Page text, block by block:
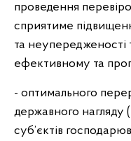
проведення
сприятиме
та неупередженості
ефективному та
- оптимального
державного
суб’єктів